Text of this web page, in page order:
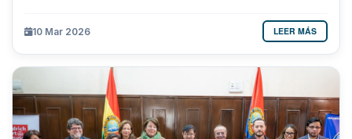
10 Mar 2026 LEER MÁS